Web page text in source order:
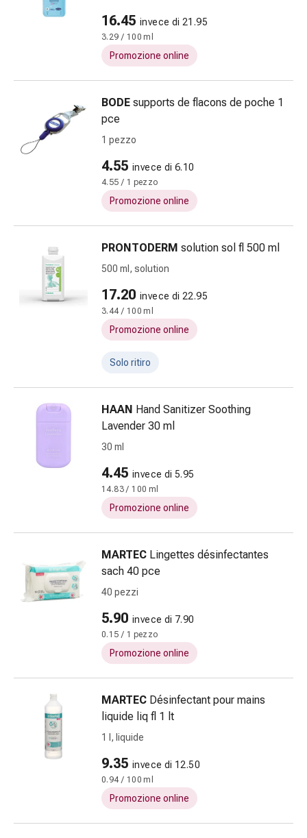
flatulenza
gonfiore
Costipazione
Condizioni
pelle
Eczema
prurito
verruche
Micosi
piedi
Cicatrici
Pelle
secca
Sudorazione
Impurità
della
pelle
Vesciche
febbre
Eruzioni
cutanee
Trattamento
Bach
Fitoterapia
Prodotti
spagirici
Medicine
16.45 invece di 21.95
3.29 / 100 ml
Promozione online
BODE supports de flacons de poche 1
pce
1 pezzo
4.55 invece di 6.10
4.55 / 1 pezzo
Promozione online
PRONTODERM solution sol fl 500 ml
500 ml, solution
17.20 invece di 22.95
3.44 / 100 ml
Promozione online
Solo ritiro
HAAN Hand Sanitizer Soothing
Lavender 30 ml
30 ml
4.45 invece di 5.95
14.83 / 100 ml
Promozione online
MARTEC Lingettes désinfectantes
sach 40 pce
40 pezzi
5.90 invece di 7.90
0.15 / 1 pezzo
Promozione online
MARTEC Désinfectant pour mains
liquide liq fl 1 lt
1 l, liquide
9.35 invece di 12.50
0.94 / 100 ml
Promozione online